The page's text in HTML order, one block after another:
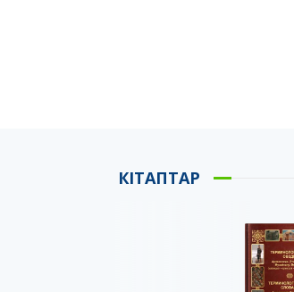
КІТАПТАР